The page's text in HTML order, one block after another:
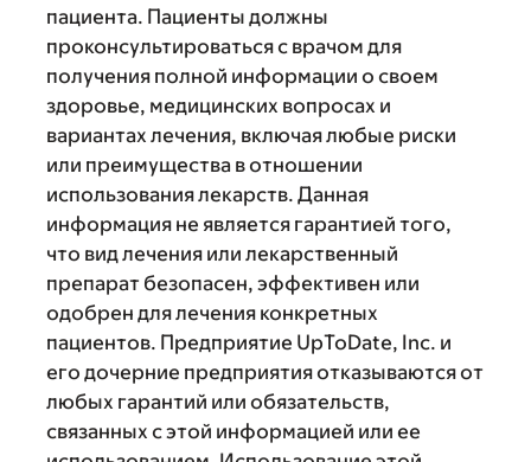
пациента. Пациенты должны
проконсультироваться с врачом для
получения полной информации о своем
здоровье, медицинских вопросах и
вариантах лечения, включая любые риски
или преимущества в отношении
использования лекарств. Данная
информация не является гарантией того,
что вид лечения или лекарственный
препарат безопасен, эффективен или
одобрен для лечения конкретных
пациентов. Предприятие UpToDate, Inc. и
его дочерние предприятия отказываются от
любых гарантий или обязательств,
связанных с этой информацией или ее